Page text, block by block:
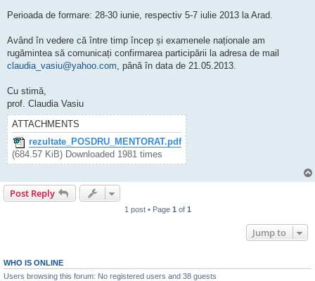
Perioada de formare: 28-30 iunie, respectiv 5-7 iulie 2013 la Arad.
Având în vedere că între timp încep și examenele naționale am
rugămintea să comunicați confirmarea participării la adresa de mail
claudia_vasiu@yahoo.com , până în data de 21.05.2013.
Cu stimă,
prof. Claudia Vasiu
ATTACHMENTS
rezultate_POSDRU_MENTORAT.pdf
(684.57 KiB) Downloaded 1981 times
Post Reply
1 post • Page 1 of 1
Jump to
WHO IS ONLINE
Users browsing this forum: No registered users and 38 guests